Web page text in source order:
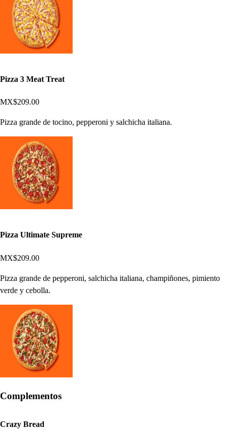
Pizza 3 Meat Treat
MX$209.00
Pizza grande de tocino, pepperoni y salchicha italiana.
Pizza Ultimate Supreme
MX$209.00
Pizza grande de pepperoni, salchicha italiana, champiñones, pimiento
verde y cebolla.
Complementos
Crazy Bread